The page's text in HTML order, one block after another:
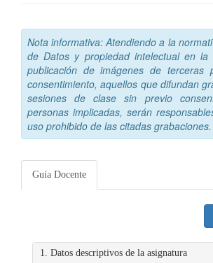
Nota informativa: Atendiendo a la
de Datos y propiedad intelectual en
publicación de imágenes de terceras
consentimiento, aquellos que difundan
sesiones de clase sin previo
personas implicadas, serán
uso prohibido de las citadas grabaciones.
Guía Docente
1. Datos descriptivos de la asignatura